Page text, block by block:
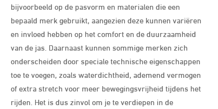
bijvoorbeeld op de pasvorm en materialen die een
bepaald merk gebruikt, aangezien deze kunnen variëren
en invloed hebben op het comfort en de duurzaamheid
van de jas. Daarnaast kunnen sommige merken zich
onderscheiden door speciale technische eigenschappen
toe te voegen, zoals waterdichtheid, ademend vermogen
of extra stretch voor meer bewegingsvrijheid tijdens het
rijden. Het is dus zinvol om je te verdiepen in de